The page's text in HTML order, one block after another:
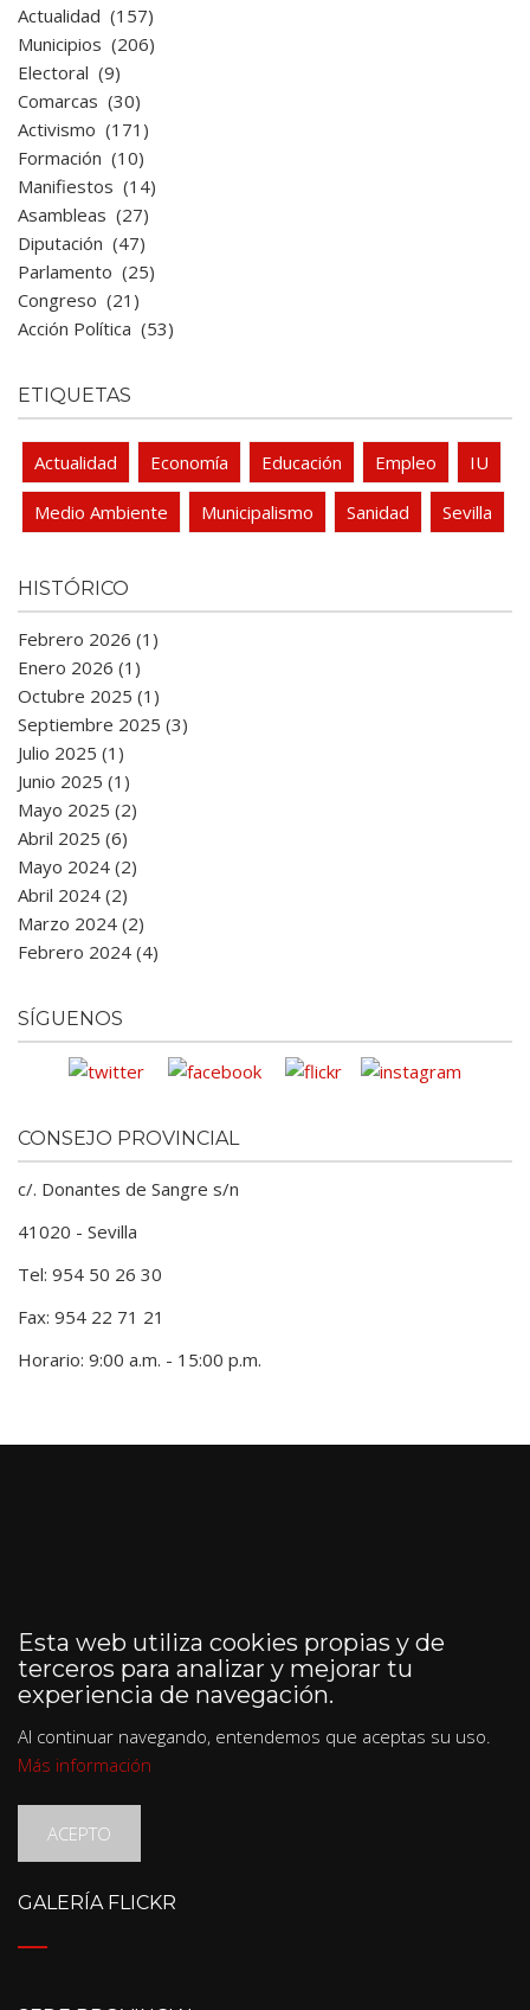
Actualidad (157)
Municipios (206)
Electoral (9)
Comarcas (30)
Activismo (171)
Formación (10)
Manifiestos (14)
Asambleas (27)
Diputación (47)
Parlamento (25)
Congreso (21)
Acción Política (53)
ETIQUETAS
Actualidad Economía Educación Empleo IU
Medio Ambiente Municipalismo Sanidad Sevilla
HISTÓRICO
Febrero 2026 (1)
Enero 2026 (1)
Octubre 2025 (1)
Septiembre 2025 (3)
Julio 2025 (1)
Junio 2025 (1)
Mayo 2025 (2)
Abril 2025 (6)
Mayo 2024 (2)
Abril 2024 (2)
Marzo 2024 (2)
Febrero 2024 (4)
SÍGUENOS
CONSEJO PROVINCIAL
c/. Donantes de Sangre s/n
41020 - Sevilla
Tel: 954 50 26 30
Fax: 954 22 71 21
Horario: 9:00 a.m. - 15:00 p.m.
Esta web utiliza cookies propias y de
terceros para analizar y mejorar tu
experiencia de navegación.
Al continuar navegando, entendemos que aceptas su uso.
Más información
ACEPTO
GALERÍA FLICKR